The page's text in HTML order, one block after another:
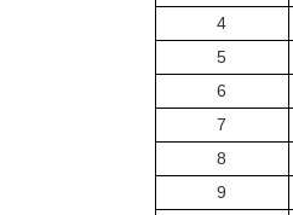
4
5
6
7
8
9